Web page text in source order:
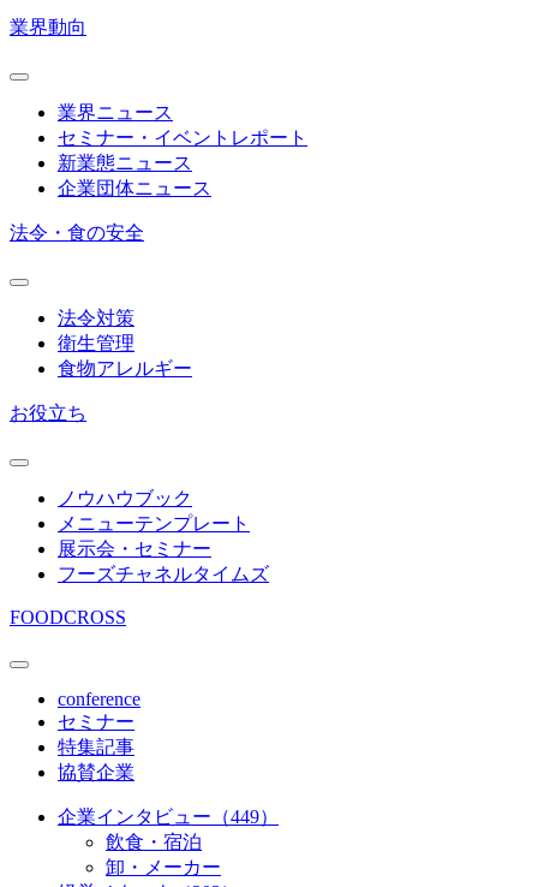
業界動向
業界ニュース
セミナー・イベントレポート
新業態ニュース
企業団体ニュース
法令・食の安全
法令対策
衛生管理
食物アレルギー
お役立ち
ノウハウブック
メニューテンプレート
展示会・セミナー
フーズチャネルタイムズ
FOODCROSS
conference
セミナー
特集記事
協賛企業
企業インタビュー（449）
飲食・宿泊
卸・メーカー